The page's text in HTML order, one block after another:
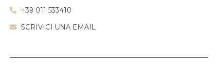
+39 011 533410
SCRIVICI UNA EMAIL